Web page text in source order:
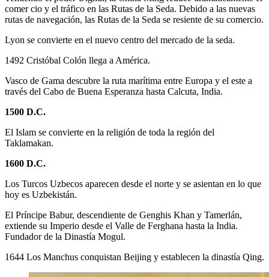
comer cio y el tráfico en las Rutas de la Seda. Debido a las nuevas
rutas de navegación, las Rutas de la Seda se resiente de su comercio.
Lyon se convierte en el nuevo centro del mercado de la seda.
1492 Cristóbal Colón llega a América.
Vasco de Gama descubre la ruta marítima entre Europa y el este a
través del Cabo de Buena Esperanza hasta Calcuta, India.
1500 D.C.
El Islam se convierte en la religión de toda la región del
Taklamakan.
1600 D.C.
Los Turcos Uzbecos aparecen desde el norte y se asientan en lo que
hoy es Uzbekistán.
El Príncipe Babur, descendiente de Genghis Khan y Tamerlán,
extiende su Imperio desde el Valle de Ferghana hasta la India.
Fundador de la Dinastía Mogul.
1644 Los Manchus conquistan Beijing y establecen la dinastía Qing.